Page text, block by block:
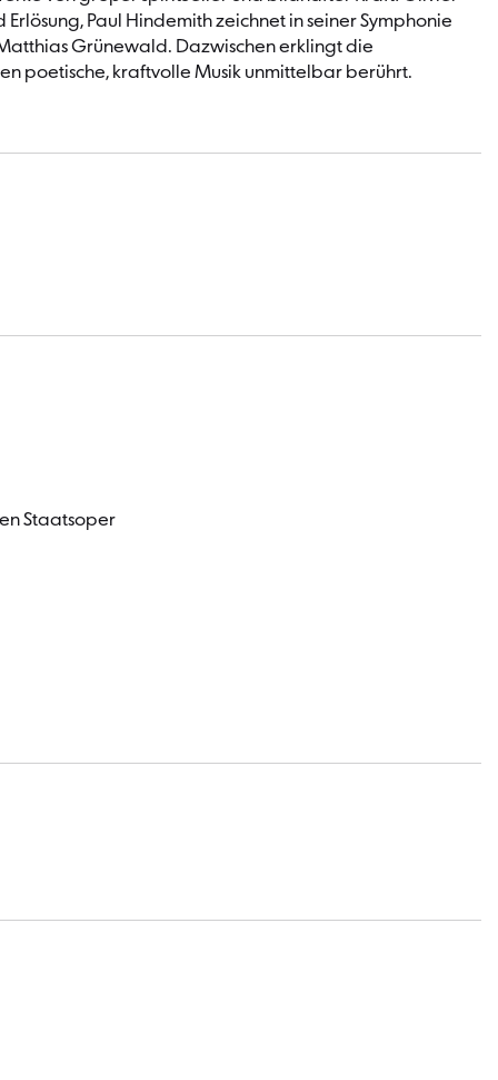
Paul Hindemith zeichnet in seiner Symphonie
Grünewald. Dazwischen erklingt die
poetische, kraftvolle Musik unmittelbar berührt.
Staatsoper